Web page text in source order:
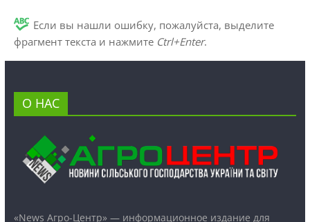
Если вы нашли ошибку, пожалуйста, выделите
фрагмент текста и нажмите Ctrl+Enter.
О НАС
«News Агро-Центр» — информационное издание для